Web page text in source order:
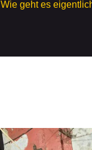
Wie geht es